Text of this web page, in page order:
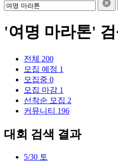
'여명 마라톤'
전체 200
모집 예정 1
모집중 0
모집 마감 1
선착순 모집 2
커뮤니티 196
대회 검색 결과
5/30 토